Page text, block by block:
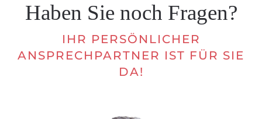
Haben Sie noch Fragen?
IHR PERSÖNLICHER
ANSPRECHPARTNER IST FÜR SIE
DA!